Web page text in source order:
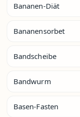
Bananen-Diät
Bananensorbet
Bandscheibe
Bandwurm
Basen-Fasten